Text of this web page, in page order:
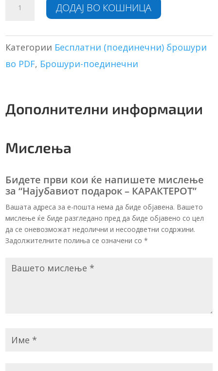
подарок
количина
ДОДАЈ ВО КОШНИЦА
e
r
e
Категории Бесплатни (поединечни) брошури
во PDF, Брошури-поединечни
Дополнителни информации
Мислења
Бидете први кои ќе напишете мислење
за “Најубавиот подарок – КАРАКТЕРОТ”
Вашата адреса за е-пошта нема да биде објавена. Вашето
мислење ќе биде разгледано пред да биде објавено со цел
да се оневозможат недолични и несоодветни содржини.
Задолжителните полиња се означени со*